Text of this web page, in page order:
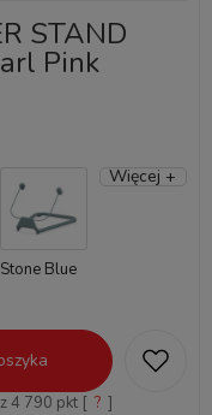
STAND
Pink
Stone Blue
Więcej +
4 790 pkt [ ? ]